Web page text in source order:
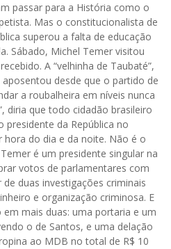
passar para a História como o
Mas o constitucionalista de
superou a falta de educação
Sábado, Michel Temer visitou
A “velhinha de Taubaté”,
desde que o partido de
a roubalheira em níveis nunca
diria que todo cidadão brasileiro
da República no
hora do dia e da noite. Não é o
é um presidente singular na
votos de parlamentares com
duas investigações criminais
e organização criminosa. E
mais duas: uma portaria e um
o de Santos, e uma delação
ao MDB no total de R$ 10